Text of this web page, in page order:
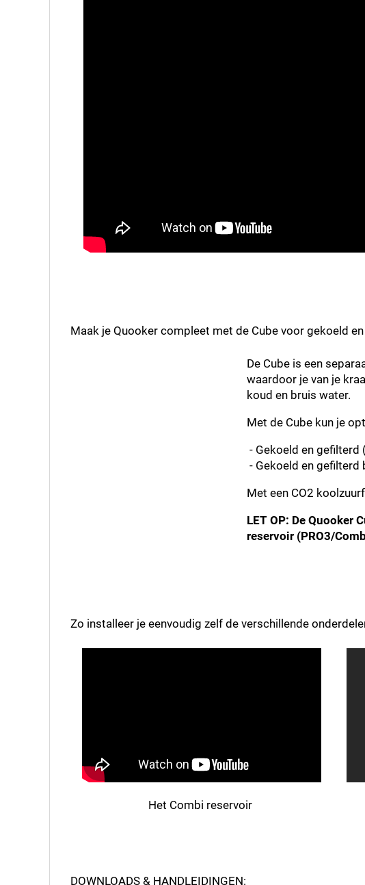
1 2 3
Maak je Quooker compleet met de Cube voor gekoeld
De Cube is een
waardoor je van je
koud en bruis water.
Met de Cube kun je
- Gekoeld en gefilterd
- Gekoeld en gefilterd
Met een CO2
LET OP: De Quooker
reservoir (PRO3/
Zo installeer je eenvoudig zelf de verschillende
Het Combi reservoir
DOWNLOADS & HANDLEIDINGEN: